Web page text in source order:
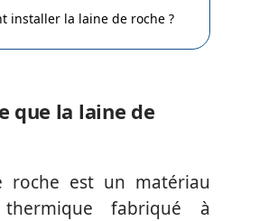
installer la laine de roche ?
que la laine de
roche est un matériau
thermique fabriqué à